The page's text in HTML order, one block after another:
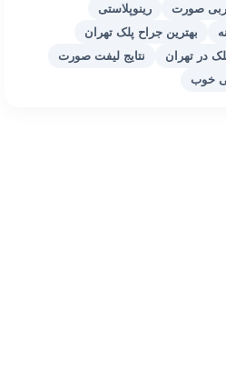
صورت
رینوپلاستی
بهترین جراح پلک تهران
در تهران
نتایج لیفت صورت
خوب